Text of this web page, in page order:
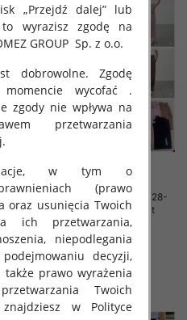
Spodnie dziewczęce Roz 128-
164, 1 kolor Paczka 7 szt
32.00 zł
szczegóły
„Przejdź dalej” lub
wyrazisz zgodę na
GROUP Sp. z o.o.
dobrowolne. Zgodę
wycofać .
zgody nie wpływa na
przetwarzania
w tym o
(prawo
oraz usunięcia Twoich
ich przetwarzania,
niepodlegania
decyzji,
prawo wyrażenia
Twoich
w Polityce